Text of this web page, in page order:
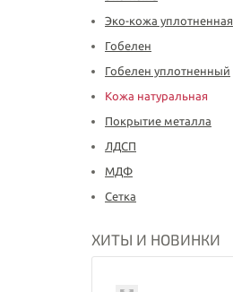
Эко-кожа уплотненная
Гобелен
Гобелен уплотненный
Кожа натуральная
Покрытие металла
ЛДСП
МДФ
Сетка
ХИТЫ И НОВИНКИ